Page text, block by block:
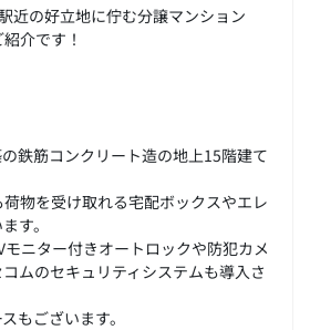
近の好立地に佇む分譲マンション
介です！
鉄筋コンクリート造の地上15階建て
物を受け取れる宅配ボックスやエレ
す。
ニター付きオートロックや防犯カメ
ムのセキュリティシステムも導入さ
もございます。